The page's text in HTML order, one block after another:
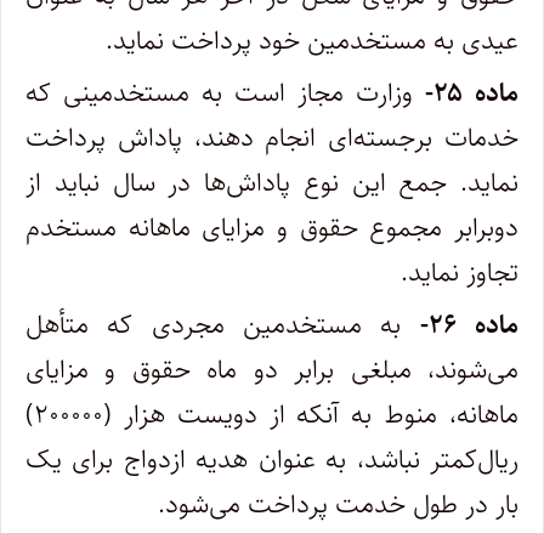
عیدی به مستخدمین خود پرداخت نماید.
‌ماده ۲۵-
وزارت مجاز است به مستخدمینی که
خدمات برجسته‌ای انجام دهند، پاداش پرداخت
نماید. جمع این نوع پاداش‌ها در سال نباید از
دو‌برابر مجموع حقوق و مزایای ماهانه مستخدم
تجاوز نماید.
‌ماده ۲۶-
به مستخدمین مجردی که متأهل
می‌شوند، مبلغی برابر دو ماه حقوق و مزایای
ماهانه، منوط به آنکه از دویست هزار (۲۰۰۰۰۰)
ریال‌کمتر نباشد، به عنوان هدیه ازدواج برای یک
بار در طول خدمت پرداخت می‌شود.